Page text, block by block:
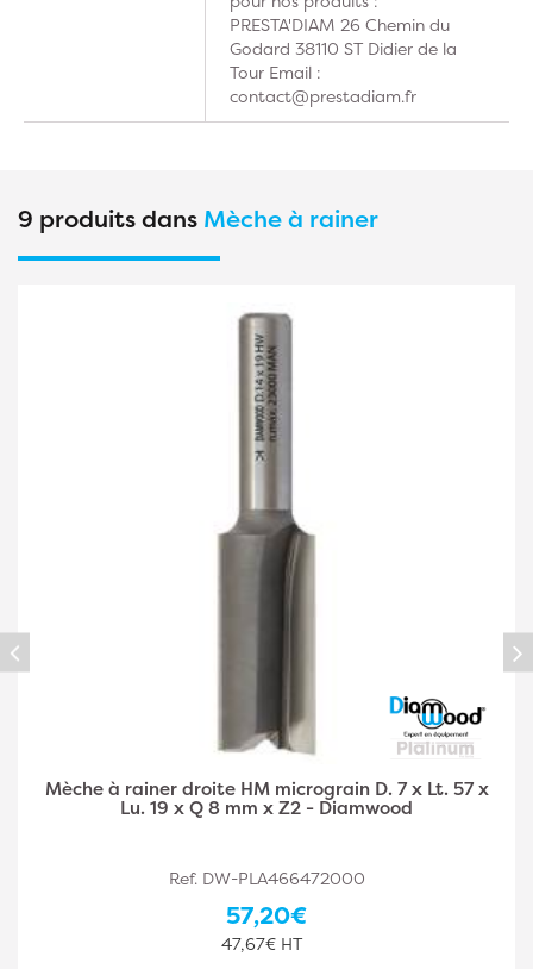
PRESTA'DIAM 26 Chemin du
Godard 38110 ST Didier de la
Tour Email :
contact@prestadiam.fr
9 produits dans Mèche à rainer
Mèche à rainer droite HM micrograin D. 8 x Lt.
Lu. 19 x Q 8 mm x Z2 - Diamwood
Ref. DW-PLA466472001
57,30€
47,75€ HT